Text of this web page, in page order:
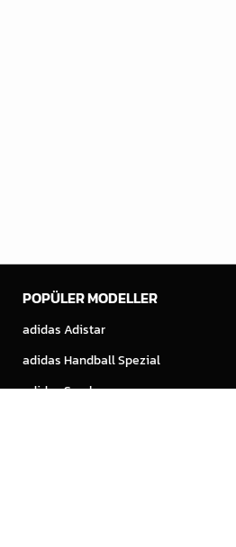
POPÜLER MODELLER
adidas Adistar
adidas Handball Spezial
adidas Samba